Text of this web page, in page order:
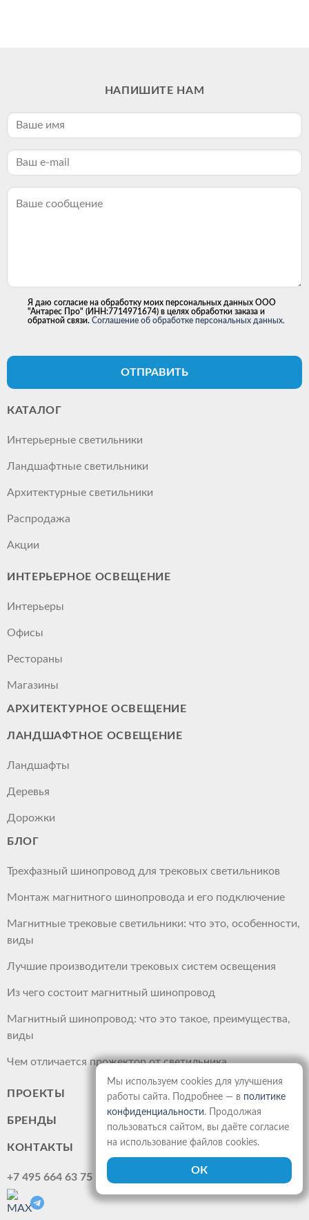
НАПИШИТЕ НАМ
Я даю согласие на обработку моих персональных данных ООО
"Антарес Про" (ИНН:7714971674) в целях обработки заказа и
обратной связи. Соглашение об обработке персональных данных.
ОТПРАВИТЬ
КАТАЛОГ
Интерьерные светильники
Ландшафтные светильники
Архитектурные светильники
Распродажа
Акции
ИНТЕРЬЕРНОЕ ОСВЕЩЕНИЕ
Интерьеры
Офисы
Рестораны
Магазины
АРХИТЕКТУРНОЕ ОСВЕЩЕНИЕ
ЛАНДШАФТНОЕ ОСВЕЩЕНИЕ
Ландшафты
Деревья
Дорожки
БЛОГ
Трехфазный шинопровод для трековых светильников
Монтаж магнитного шинопровода и его подключение
Магнитные трековые светильники: что это, особенности,
виды
Лучшие производители трековых систем освещения
Из чего состоит магнитный шинопровод
Магнитный шинопровод: что это такое, преимущества,
виды
Чем отличается прожектор от светильника
ПРОЕКТЫ
БРЕНДЫ
КОНТАКТЫ
+7 495 664 63 75
Мы используем cookies для улучшения
работы сайта. Подробнее — в политике
конфиденциальности. Продолжая
пользоваться сайтом, вы даёте согласие
на использование файлов cookies.